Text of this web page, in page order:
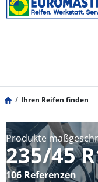
Ihren Reifen finden
Produkte
235/45
106 Referenzen